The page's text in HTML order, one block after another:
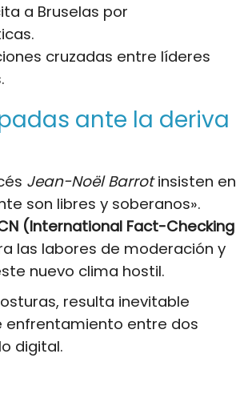
a Bruselas por
cruzadas entre líderes
ante la deriva
Jean-Noël Barrotinsisten en
son libres y soberanos».
(International Fact-Checking
las labores de moderación y
nuevo clima hostil.
resulta inevitable
enfrentamiento entre dos
digital.